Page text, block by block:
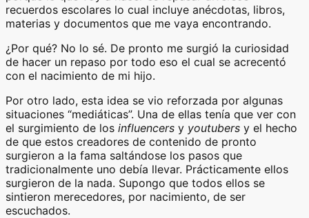
recuerdos escolares lo cual incluye anécdotas, libros,
materias y documentos que me vaya encontrando.
¿Por qué? No lo sé. De pronto me surgió la curiosidad
de hacer un repaso por todo eso el cual se acrecentó
con el nacimiento de mi hijo.
Por otro lado, esta idea se vio reforzada por algunas
situaciones “mediáticas”. Una de ellas tenía que ver con
el surgimiento de los influencers y youtubers y el hecho
de que estos creadores de contenido de pronto
surgieron a la fama saltándose los pasos que
tradicionalmente uno debía llevar. Prácticamente ellos
surgieron de la nada. Supongo que todos ellos se
sintieron merecedores, por nacimiento, de ser
escuchados.